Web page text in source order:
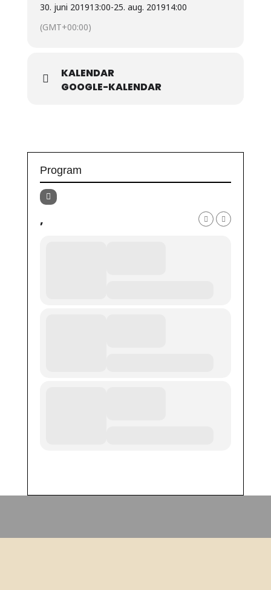
30. juni 201913:00-25. aug. 201914:00
(GMT+00:00)
KALENDAR
GOOGLE-KALENDAR
Program
,